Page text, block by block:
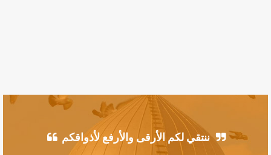
ننتقي لكم الأرقى والأرفع لأذواقكم